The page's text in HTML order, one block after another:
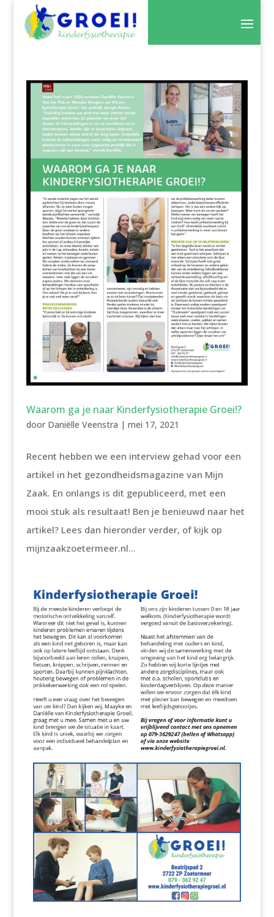
Waarom ga je naar Kinderfysiotherapie Groei!?
door Daniëlle Veenstra | mei 17, 2021
Recent hebben we een interview gehad voor een
artikel in het gezondheidsmagazine van Mijn
Zaak. En onlangs is dit gepubliceerd, met een
mooi stuk als resultaat! Ben je benieuwd naar het
artikel? Lees dan hieronder verder, of kijk op
mijnzaakzoetermeer.nl...